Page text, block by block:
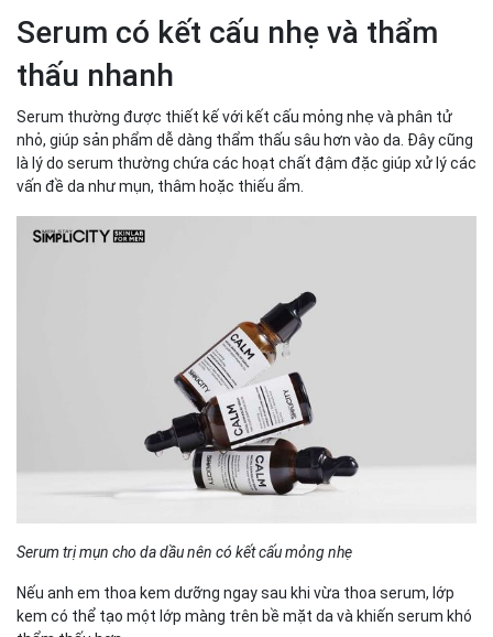
Serum có kết cấu nhẹ và thẩm
thấu nhanh
Serum thường được thiết kế với kết cấu mỏng nhẹ và phân tử
nhỏ, giúp sản phẩm dễ dàng thẩm thấu sâu hơn vào da. Đây cũng
là lý do serum thường chứa các hoạt chất đậm đặc giúp xử lý các
vấn đề da như mụn, thâm hoặc thiếu ẩm.
Serum trị mụn cho da dầu nên có kết cấu mỏng nhẹ
Nếu anh em thoa kem dưỡng ngay sau khi vừa thoa serum, lớp
kem có thể tạo một lớp màng trên bề mặt da và khiến serum khó